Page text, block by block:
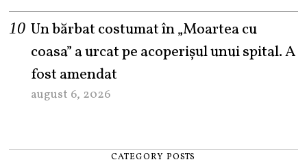
Un bărbat costumat în „Moartea cu
coasa” a urcat pe acoperișul unui spital. A
fost amendat
august 6, 2026
CATEGORY POSTS